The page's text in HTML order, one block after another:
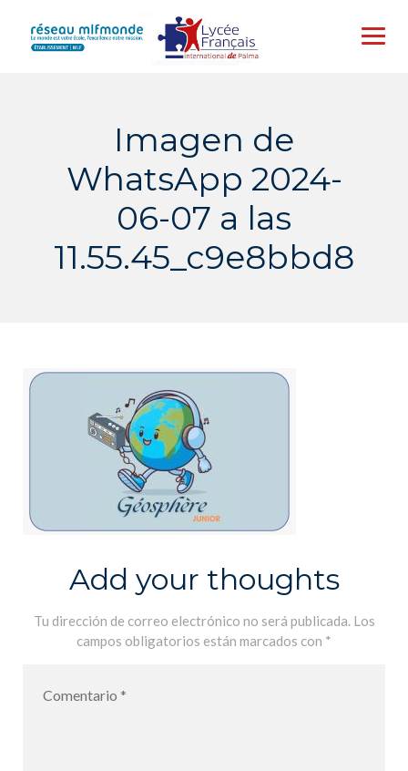
content
Imagen de
WhatsApp 2024-
06-07 a las
11.55.45_c9e8bbd8
Add your thoughts
Tu dirección de correo electrónico no será publicada. Los
campos obligatorios están marcados con *